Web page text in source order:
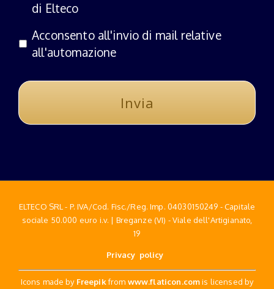
di Elteco
Acconsento all'invio di mail relative
all'automazione
ELTECO SRL - P. IVA/Cod. Fisc./Reg. Imp. 04030150249 - Capitale
sociale 50.000 euro i.v. | Breganze (VI) - Viale dell'Artigianato,
19
Privacy policy
Icons made by Freepikfrom www.flaticon.comis licensed by